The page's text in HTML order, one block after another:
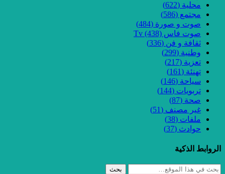
محلية (622)
مجتمع (586)
صوت و صورة (484)
صوت فاس Tv (438)
ثقافة و فن (336)
وطنية (299)
تعزية (217)
تهنئة (161)
سياحة (146)
تربويات (144)
صحة (87)
غير مصنف (51)
ملفات (38)
حوادث (37)
الروابط الذكية
بحث